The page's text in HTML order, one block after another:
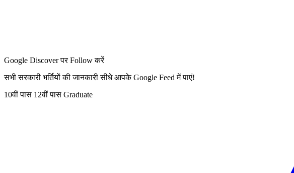
Google Discover पर Follow करें
सभी सरकारी भर्तियों की जानकारी सीधे आपके Google Feed में पाएं!
10वीं पास 12वीं पास Graduate